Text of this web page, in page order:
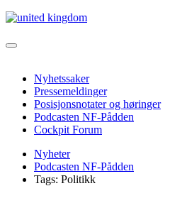
Nyhetssaker
Pressemeldinger
Posisjonsnotater og høringer
Podcasten NF-Pådden
Cockpit Forum
Nyheter
Podcasten NF-Pådden
Tags: Politikk